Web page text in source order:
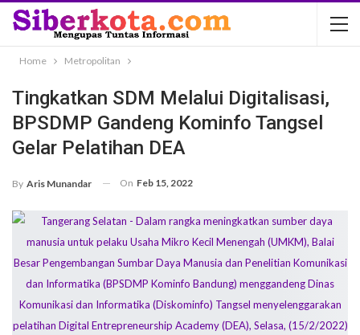
Home Metropolitan
Tingkatkan SDM Melalui Digitalisasi,
BPSDMP Gandeng Kominfo Tangsel
Gelar Pelatihan DEA
By Aris Munandar On Feb 15, 2022